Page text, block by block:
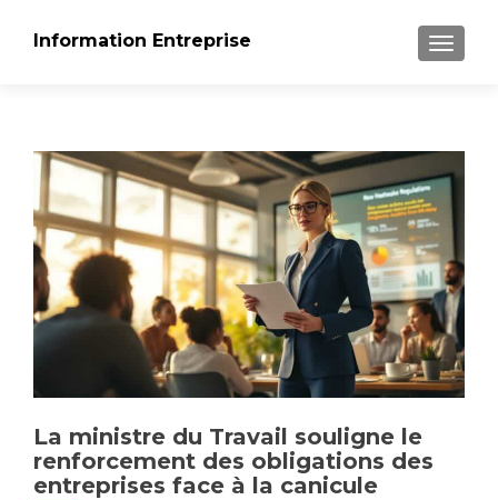
Information Entreprise
La ministre du Travail souligne le
renforcement des obligations des
entreprises face à la canicule